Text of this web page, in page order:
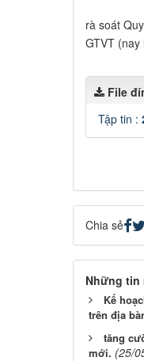
rà soát
GTVT
File
Tập tin :
Chia sẻ
Những tin
Kế
trên địa
tăng
mới. (25/